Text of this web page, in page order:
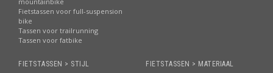
Fietstassen voor full-suspension
bike
Tassen voor trailrunning
Tassen voor fatbike
FIETSTASSEN > STIJL FIETSTASSEN > MATERIAAL